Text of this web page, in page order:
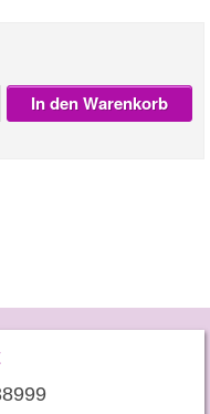
In den Warenkorb